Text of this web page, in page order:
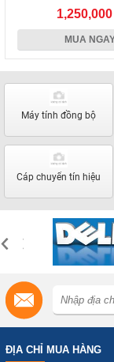
MUA
Máy tính đồng bộ
Cáp chuyển tín hiệu
ĐỊA CHỈ MUA HÀNG